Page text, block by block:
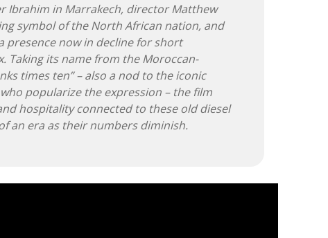
Ibrahim in Marrakech, director Matthew
symbol of the North African nation, and
presence now in decline for short
Taking its name from the Moroccan-
times ten” – also a nod to the iconic
popularize the expression – the film
hospitality connected to these old diesel
an era as their numbers diminish.